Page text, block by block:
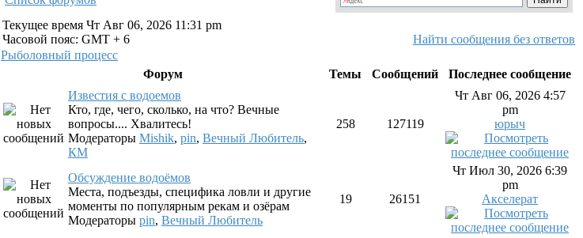
Текущее время Чт Авг 06, 2026 11:31 pm
Часовой пояс: GMT + 6
Найти сообщения без ответов
Рыболовный процесс
Форум
Темы Сообщений
Последнее сообщение
Известия с водоемов
Кто, где, чего, сколько, на что? Вечные
вопросы.... Хвалитесь!
Модераторы Mishik, pin, Вечный Любитель,
КМ
258 127119
Чт Авг 06, 2026 4:57
pm
юрыч
Обсуждение водоёмов
Места, подъезды, специфика ловли и другие
моменты по популярным рекам и озёрам
Модераторы pin, Вечный Любитель
19 26151
Чт Июл 30, 2026 6:39
pm
Акселерат